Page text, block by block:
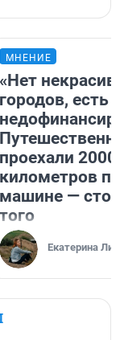
МНЕНИЕ
«Нет
городов, есть
проехали 2000
километров по
машине —
того
Екатерина